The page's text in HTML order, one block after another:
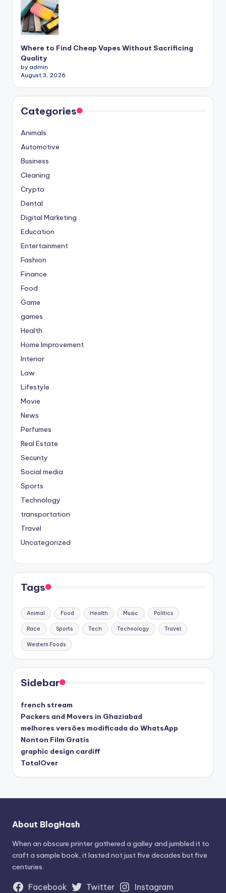
Where to Find Cheap Vapes Without Sacrificing
Quality
by admin
August 3, 2026
Categories
Animals
Automotive
Business
Cleaning
Crypto
Dental
Digital Marketing
Education
Entertainment
Fashion
Finance
Food
Game
games
Health
Home Improvement
Interior
Law
Lifestyle
Movie
News
Perfumes
Real Estate
Security
Social media
Sports
Technology
transportation
Travel
Uncategorized
Tags
Animal Food Health Music Politics
Race Sports Tech Technology Travel
Western Foods
Sidebar
french stream
Packers and Movers in Ghaziabad
melhores versões modificada do WhatsApp
Nonton Film Gratis
graphic design cardiff
TotalOver
About BlogHash
When an obscure printer gathered a galley and jumbled it to
craft a sample book, it lasted not just five decades but five
centuries.
Facebook Twitter
Instagram